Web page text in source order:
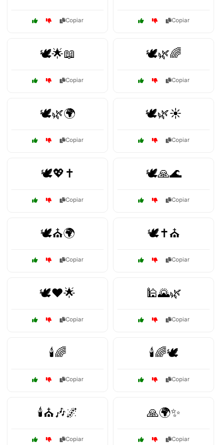
Copiar Copiar
🕊️🌟📖
Copiar
🕊️🌿🌈
Copiar
🕊️🌿🌍
Copiar
🕊️🌿☀️
Copiar
🕊️💖✝️
Copiar
🕊️🙏🌊
Copiar
🕊️⛪🌍
Copiar
🕊️✝️⛪
Copiar
🕊️❤️🌟
Copiar
🕌🌄🌿
Copiar
🕯️🌈
Copiar
🕯️🌈🕊️
Copiar
🕯️⛪🎶🌌
Copiar
🙏🌍✨
Copiar